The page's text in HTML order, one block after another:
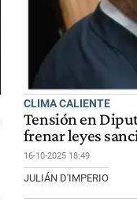
CLIMA CALIENTE
Tensión en
frenar leyes
16-10-2025 18:49
JULIÁN D'IMPERIO